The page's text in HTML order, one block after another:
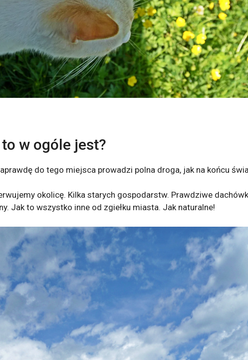
w ogóle jest?
do tego miejsca prowadzi polna droga, jak na końcu
okolicę. Kilka starych gospodarstw. Prawdziwe
Jak to wszystko inne od zgiełku miasta. Jak naturalne!